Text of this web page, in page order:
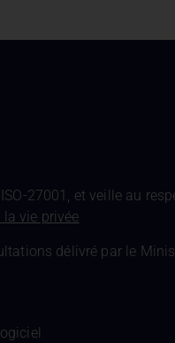
27001, et veille au
vie privée
délivré par le